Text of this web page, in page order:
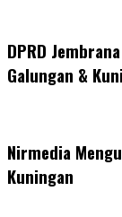
DPRD
Galungan &
Nirmedia
Kuningan